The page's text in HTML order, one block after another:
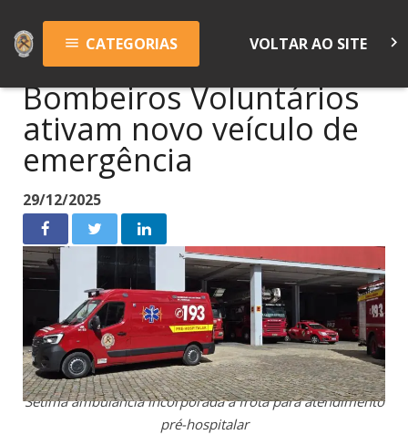
menu CATEGORIAS VOLTAR AO SITE keyboard_arrow_right
Bombeiros Voluntários
ativam novo veículo de
emergência
29/12/2025
Sétima ambulância incorporada à frota para atendimento
pré-hospitalar